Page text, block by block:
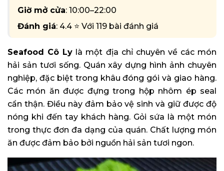
Giờ mở cửa: 10:00–22:00
Đánh giá: 4.4 ⭐ Với 119 bài đánh giá
Seafood Cô Ly là một địa chỉ chuyên về các món
hải sản tươi sống. Quán xây dựng hình ảnh chuyên
nghiệp, đặc biệt trong khâu đóng gói và giao hàng.
Các món ăn được đựng trong hộp nhôm ép seal
cẩn thận. Điều này đảm bảo vệ sinh và giữ được độ
nóng khi đến tay khách hàng. Gỏi sứa là một món
trong thực đơn đa dạng của quán. Chất lượng món
ăn được đảm bảo bởi nguồn hải sản tươi ngon.